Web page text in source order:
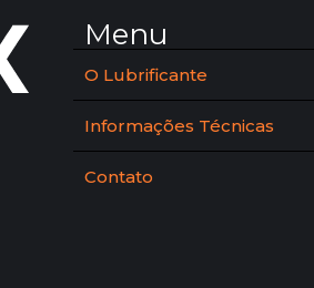
Menu
O Lubrificante
Informações Técnicas
Contato